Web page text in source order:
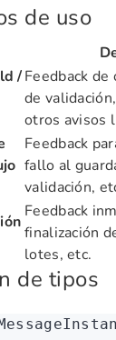
de uso
/Feedback de
de
otros avisos
Feedback
fallo al
validación,
Feedback
finalización
lotes, etc.
de tipos